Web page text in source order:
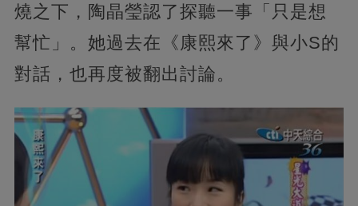
燒之下，陶晶瑩認了探聽一事「只是想
幫忙」。她過去在《康熙來了》與小S的
對話，也再度被翻出討論。